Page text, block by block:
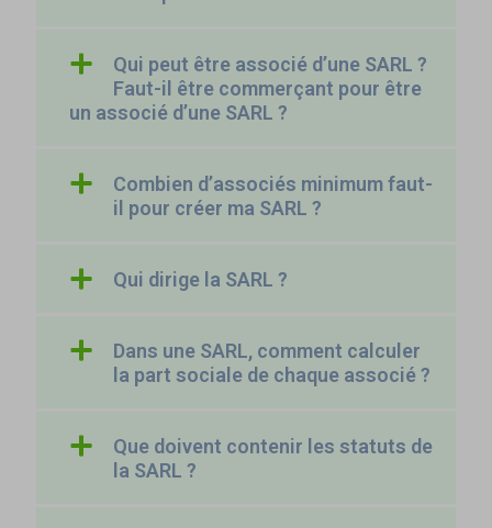
Qui peut être associé d’une SARL ?
Faut-il être commerçant pour être
un associé d’une SARL ?
Combien d’associés minimum faut-
il pour créer ma SARL ?
Qui dirige la SARL ?
Dans une SARL, comment calculer
la part sociale de chaque associé ?
Que doivent contenir les statuts de
la SARL ?